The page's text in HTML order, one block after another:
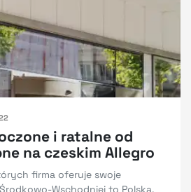
i ratalne od
na czeskim Allegro
firma oferuje swoje
Wschodniej to Polska,